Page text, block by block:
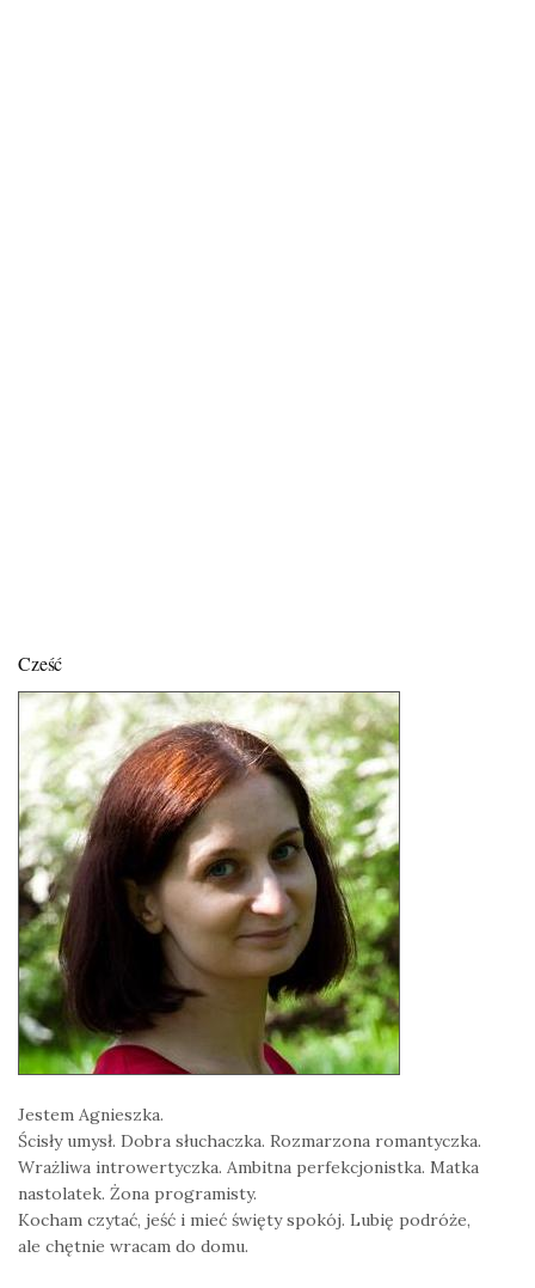
Cześć
Jestem Agnieszka.
Ścisły umysł. Dobra słuchaczka. Rozmarzona romantyczka.
Wrażliwa introwertyczka. Ambitna perfekcjonistka. Matka
nastolatek. Żona programisty.
Kocham czytać, jeść i mieć święty spokój. Lubię podróże,
ale chętnie wracam do domu.